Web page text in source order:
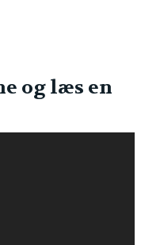
og læs en